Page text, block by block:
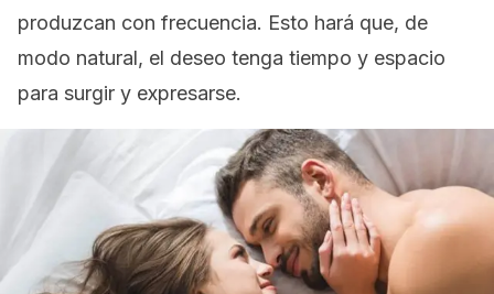
produzcan con frecuencia. Esto hará que, de
modo natural, el deseo tenga tiempo y espacio
para surgir y expresarse.